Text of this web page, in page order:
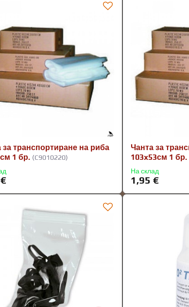
за транспортиране на риба
1 бр. (C9010220)
Чанта за
103x53см 1 бр.
На склад
1,95 €